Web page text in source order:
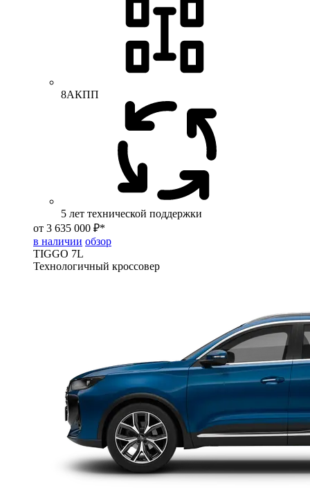
8АКПП
5 лет технической поддержки
от 3 635 000 ₽*
в наличии обзор
TIGGO 7L
Технологичный кроссовер